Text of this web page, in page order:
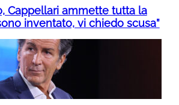
Cappellari ammette tutta la
inventato, vi chiedo scusa”